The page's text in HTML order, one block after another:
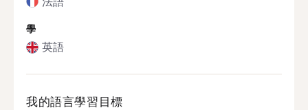
學
英語
我的語言學習目標